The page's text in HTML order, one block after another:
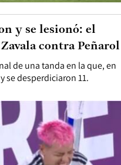
de una tanda en la que, en
se desperdiciaron 11.
y se lesionó: el
contra Peñarol